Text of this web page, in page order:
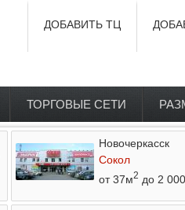
ДОБАВИТЬ ТЦ
ТОРГОВЫЕ СЕТИ
Новочеркасск
Сокол
от 37м2 до 2